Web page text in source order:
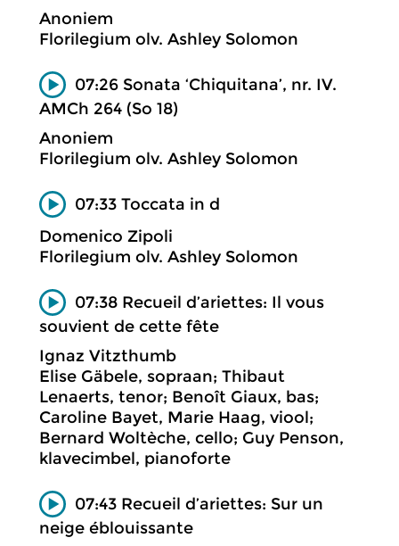
Anoniem
Florilegium olv. Ashley Solomon
07:26 Sonata ‘Chiquitana’, nr. IV.
AMCh 264 (So 18)
Anoniem
Florilegium olv. Ashley Solomon
07:33 Toccata in d
Domenico Zipoli
Florilegium olv. Ashley Solomon
07:38 Recueil d’ariettes: Il vous
souvient de cette fête
Ignaz Vitzthumb
Elise Gäbele, sopraan; Thibaut
Lenaerts, tenor; Benoît Giaux, bas;
Caroline Bayet, Marie Haag, viool;
Bernard Woltèche, cello; Guy Penson,
klavecimbel, pianoforte
07:43 Recueil d’ariettes: Sur un
neige éblouissante